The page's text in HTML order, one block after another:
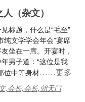
（杂文）
标题，什么是“毛至”
纯文学学会年会”宴席
坐在一席。开宴时，
男子道：“这位是我
位中等身材……更多
,会长,会长,朝天门